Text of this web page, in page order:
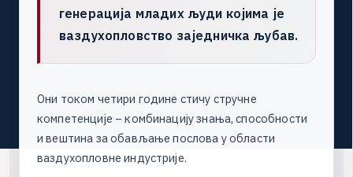
генерација младих људи којима је
ваздухопловство заједничка љубав.
Они током четири године стичу стручне
компетенције – комбинацијузнања, способности
и вештина за обављање послова уобласти
ваздухопловне индустрије.